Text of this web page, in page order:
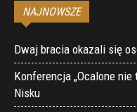
NAJNOWSZE
Dwaj bracia okazali się
Konferencja „Ocalone
Nisku